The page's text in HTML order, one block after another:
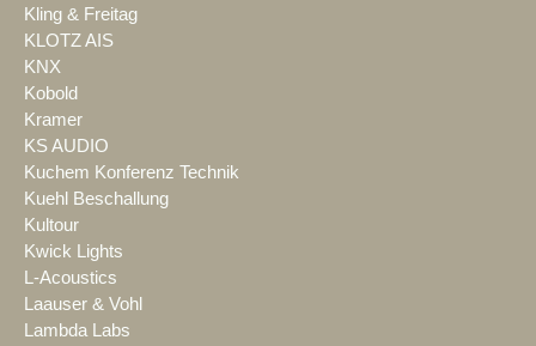
Kling & Freitag
KLOTZ AIS
KNX
Kobold
Kramer
KS AUDIO
Kuchem Konferenz Technik
Kuehl Beschallung
Kultour
Kwick Lights
L-Acoustics
Laauser & Vohl
Lambda Labs